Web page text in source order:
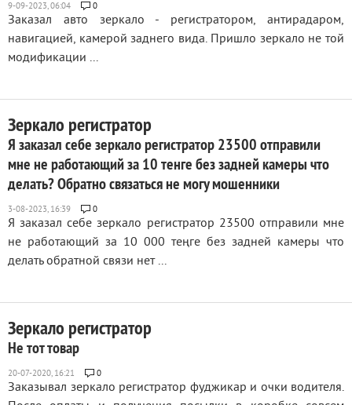
0
Заказал авто зеркало - регистратором, антирадаром,
навигацией, камерой заднего вида. Пришло зеркало не той
модификации ...
Зеркало регистратор
Я заказал себе зеркало регистратор 23500 отправили
мне не работающий за 10 тенге без задней камеры что
делать? Обратно связаться не могу мошенники
0
Я заказал себе зеркало регистратор 23500 отправили мне
не работающий за 10 000 теңге без задней камеры что
делать обратной связи нет ...
Зеркало регистратор
Не тот товар
0
Заказывал зеркало регистратор фуджикар и очки водителя.